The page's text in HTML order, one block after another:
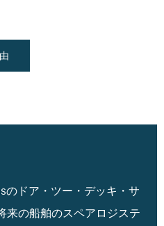
ドア・ツー・デッキ・サ
来の船舶のスペアロジステ